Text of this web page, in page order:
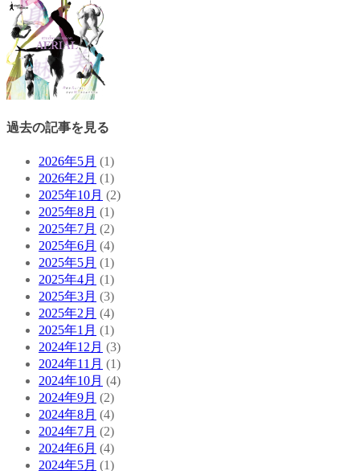
過去の記事を見る
2026年5月 (1)
2026年2月 (1)
2025年10月 (2)
2025年8月 (1)
2025年7月 (2)
2025年6月 (4)
2025年5月 (1)
2025年4月 (1)
2025年3月 (3)
2025年2月 (4)
2025年1月 (1)
2024年12月 (3)
2024年11月 (1)
2024年10月 (4)
2024年9月 (2)
2024年8月 (4)
2024年7月 (2)
2024年6月 (4)
2024年5月 (1)